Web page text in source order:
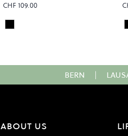
CHF 109.00
Colour
Black
BERN |
ABOUT US